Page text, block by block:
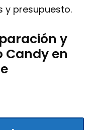
y presupuesto.
y
Candy en